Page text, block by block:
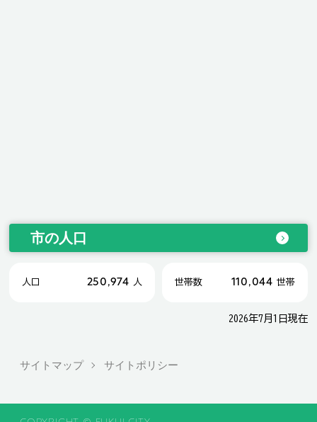
市の人口
人口 250,974 人 世帯数 110,044 世帯
2026年7月1日現在
サイトマップ サイトポリシー